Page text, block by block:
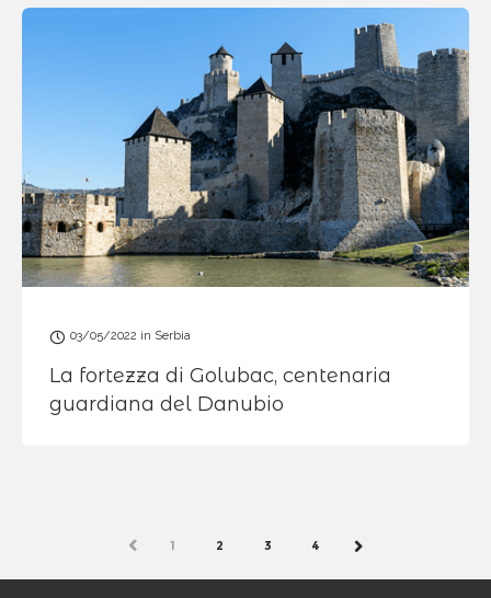
03/05/2022 in Serbia
La fortezza di Golubac, centenaria
guardiana del Danubio
PREV1 2 3 4 NEXT